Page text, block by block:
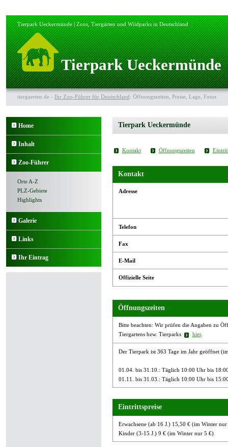
Tierpark Ueckermünde | Zoos, Tiergärten und Wildparks in Deutschland
Tierpark Ueckermünde
tiergaerten.de - Ihr Zoo-Führer für Deutschland: Öffnungszeiten, Preise, Lage, Fotos
Home
Inhalt
Zoo-Führer
Orte A-Z
PLZ-Gebiete
Highlights
Galerie
Links
Ihr Eintrag
Tierpark Ueckermünde
Kontakt Öffnungszeiten
Kontakt
Adresse
Telefon
Fax
E-Mail
Offizielle Seite
Öffnungszeiten
Bitte beachten: Wir prüfen die Angaben zu
Tiergartens bzw. Tierparks
hier.
Der Tierpark ist 363 Tage im Jahr geöffnet
01.04. bis 31.10.: Täglich 10:00 Uhr bis
01.11. bis 31.03.: Täglich 10:00 Uhr bis
Eintrittspreise
Erwachsene (ab 16 J.) 15,50 € (im Winter
Kinder (3-15 J.) 9 € (im Winter nur 5 €)